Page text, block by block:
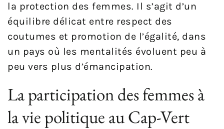
la protection des femmes. Il s’agit d’un
équilibre délicat entre respect des
coutumes et promotion de l’égalité, dans
un pays où les mentalités évoluent peu à
peu vers plus d’émancipation.
La participation des femmes à
la vie politique au Cap-Vert